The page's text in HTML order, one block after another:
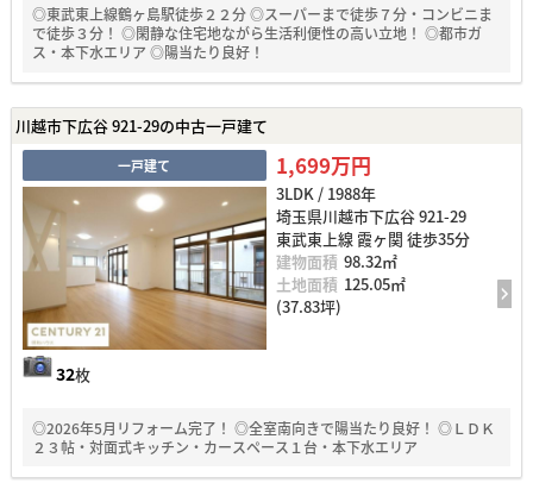
◎東武東上線鶴ヶ島駅徒歩２２分 ◎スーパーまで徒歩７分・コンビニま
で徒歩３分！ ◎閑静な住宅地ながら生活利便性の高い立地！ ◎都市ガ
ス・本下水エリア ◎陽当たり良好！
川越市下広谷 921-29の中古一戸建て
一戸建て
32枚
1,699万円
3LDK / 1988年
埼玉県川越市下広谷 921-29
東武東上線 霞ヶ関 徒歩35分
建物面積 98.32㎡
土地面積 125.05㎡
(37.83坪)
◎2026年5月リフォーム完了！ ◎全室南向きで陽当たり良好！ ◎ＬＤＫ
２３帖・対面式キッチン・カースペース１台・本下水エリア